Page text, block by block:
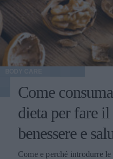
Come
dieta per fare
benessere e
Come e perché introdurre